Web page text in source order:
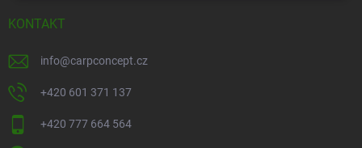
KONTAKT
info@carpconcept.cz
+420 601 371 137
+420 777 664 564